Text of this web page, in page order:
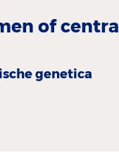
of centra
genetica